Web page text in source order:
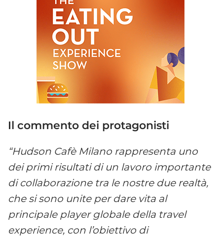
Il commento dei protagonisti
“Hudson Cafè Milano rappresenta uno
dei primi risultati di un lavoro importante
di collaborazione tra le nostre due realtà,
che si sono unite per dare vita al
principale player globale della travel
experience, con l’obiettivo di